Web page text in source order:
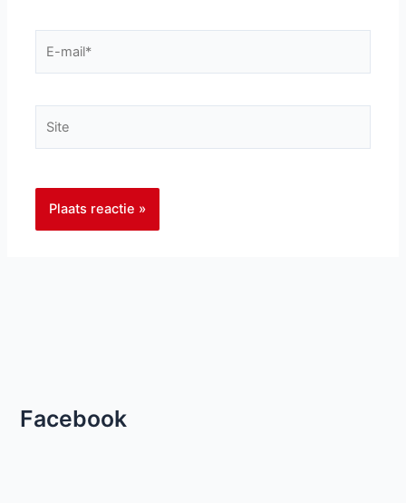
mail*
Facebook